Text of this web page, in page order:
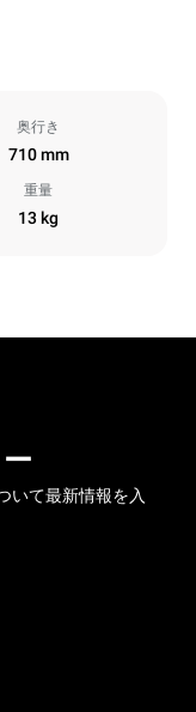
奥行き
710 mm
重量
13 kg
いて最新情報を入